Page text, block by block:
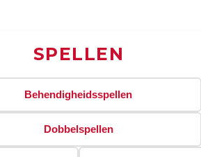
SPELLEN
Behendigheidsspellen
Dobbelspellen